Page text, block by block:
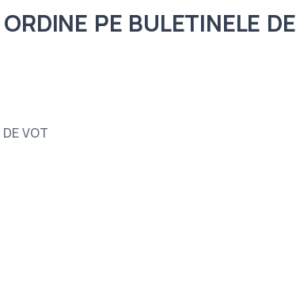
PE BULETINELE DE
DE VOT